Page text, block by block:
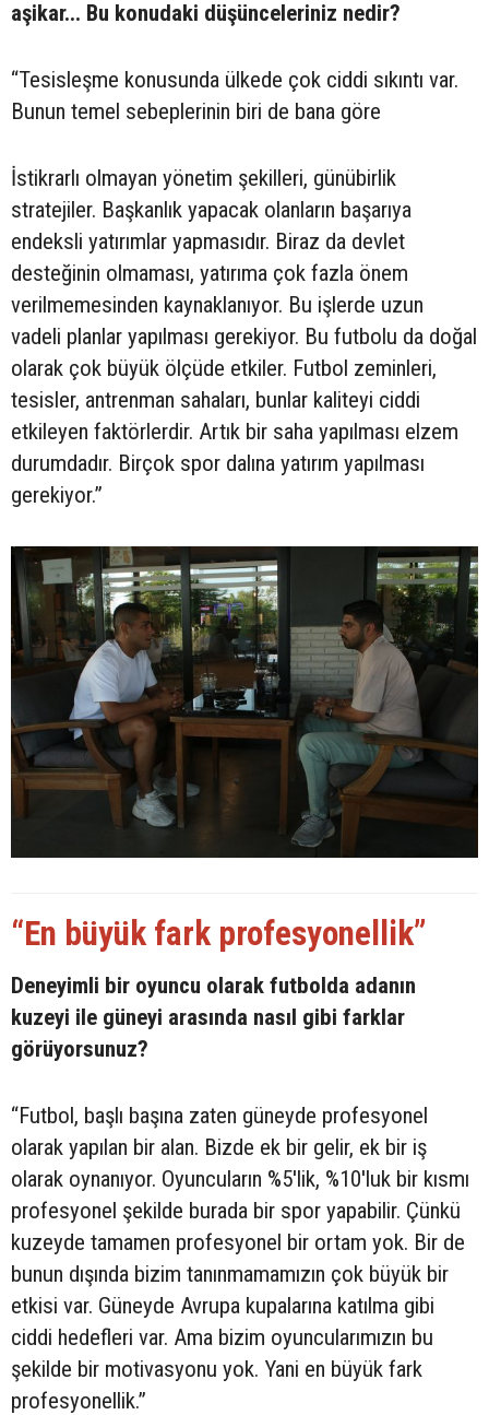
aşikar... Bu konudaki düşünceleriniz nedir?
“Tesisleşme konusunda ülkede çok ciddi sıkıntı var.
Bunun temel sebeplerinin biri de bana göre
İstikrarlı olmayan yönetim şekilleri, günübirlik
stratejiler. Başkanlık yapacak olanların başarıya
endeksli yatırımlar yapmasıdır. Biraz da devlet
desteğinin olmaması, yatırıma çok fazla önem
verilmemesinden kaynaklanıyor. Bu işlerde uzun
vadeli planlar yapılması gerekiyor. Bu futbolu da doğal
olarak çok büyük ölçüde etkiler. Futbol zeminleri,
tesisler, antrenman sahaları, bunlar kaliteyi ciddi
etkileyen faktörlerdir. Artık bir saha yapılması elzem
durumdadır. Birçok spor dalına yatırım yapılması
gerekiyor.”
“En büyük fark profesyonellik”
Deneyimli bir oyuncu olarak futbolda adanın
kuzeyi ile güneyi arasında nasıl gibi farklar
görüyorsunuz?
“Futbol, başlı başına zaten güneyde profesyonel
olarak yapılan bir alan. Bizde ek bir gelir, ek bir iş
olarak oynanıyor. Oyuncuların %5'lik, %10'luk bir kısmı
profesyonel şekilde burada bir spor yapabilir. Çünkü
kuzeyde tamamen profesyonel bir ortam yok. Bir de
bunun dışında bizim tanınmamamızın çok büyük bir
etkisi var. Güneyde Avrupa kupalarına katılma gibi
ciddi hedefleri var. Ama bizim oyuncularımızın bu
şekilde bir motivasyonu yok. Yani en büyük fark
profesyonellik.”